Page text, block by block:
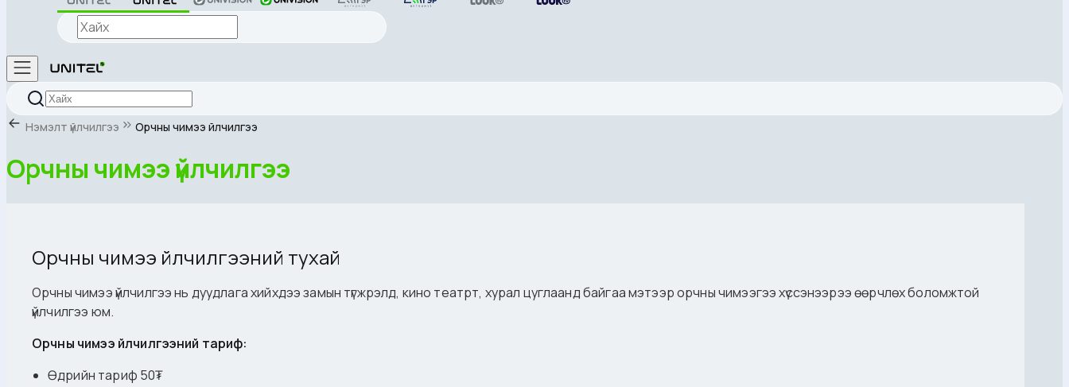
Нэмэлт үйлчилгээ Орчны чимээ үйлчилгээ
Орчны чимээ үйлчилгээ
Орчны чимээ үйлчилгээний тухай
Орчны чимээ үйлчилгээ нь дуудлага хийхдээ замын түгжрэлд, кино театрт, хурал цуглаанд байгаа мэтээр орчны чимээгээ хүссэнээрээ өөрчлөх боломжтой
үйлчилгээ юм.
Орчны чимээ үйлчилгээний тариф:
Өдрийн тариф 50₮